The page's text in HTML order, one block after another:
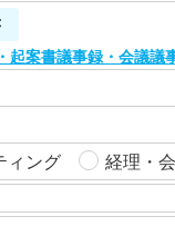
起案書議事録・会議議
ィング
経理・